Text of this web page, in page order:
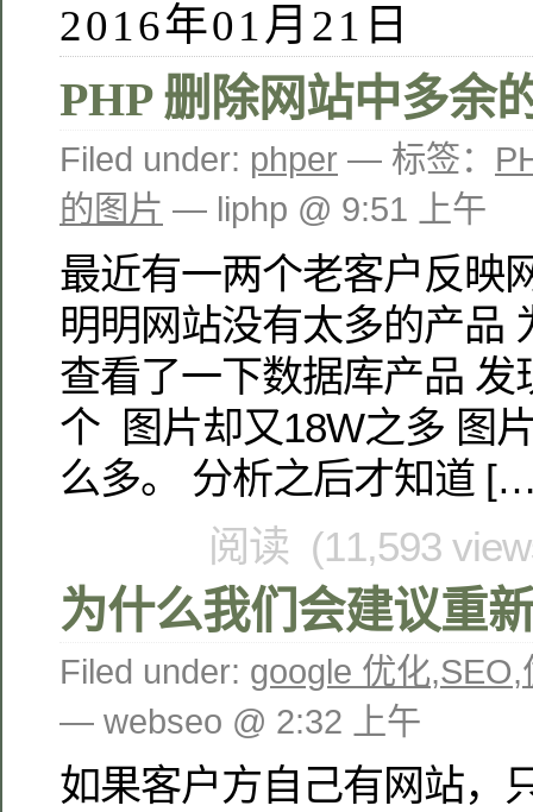
2016年01月21日
PHP 删除网站中多余
Filed under: phper — 标签：
的图片 — liphp @ 9:51 上午
最近有一两个老客户反映
明明网站没有太多的产品
查看了一下数据库产品 发
个 图片却又18W之多 图
么多。 分析之后才知道
阅读 (11,593
为什么我们会建议重
Filed under: google 优化,SEO,
— webseo @ 2:32 上午
如果客户方自己有网站，